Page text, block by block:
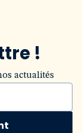
!
actualités